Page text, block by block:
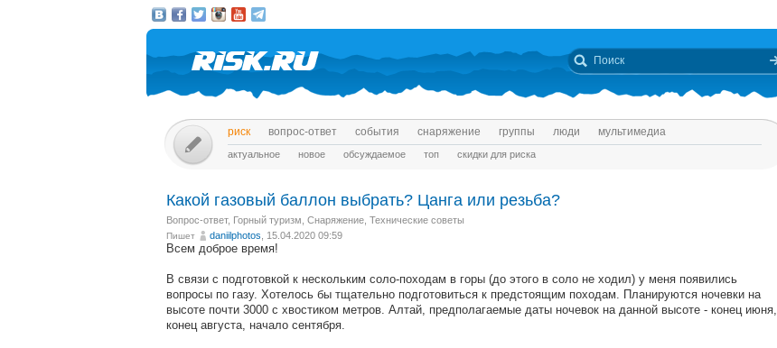
риск вопрос-ответ события снаряжение группы люди мультимедиа
актуальное новое обсуждаемое топ скидки для риска
Какой газовый баллон выбрать? Цанга или резьба?
Вопрос-ответ, Горный туризм Снаряжение Технические советы
Пишет daniilphotos , 15.04.2020 09:59
Всем доброе время!
В связи с подготовкой к нескольким соло-походам в горы (до этого в соло не ходил) у меня появились
вопросы по газу. Хотелось бы тщательно подготовиться к предстоящим походам. Планируются ночевки на
высоте почти 3000 с хвостиком метров. Алтай, предполагаемые даты ночевок на данной высоте - конец июня,
конец августа, начало сентября.